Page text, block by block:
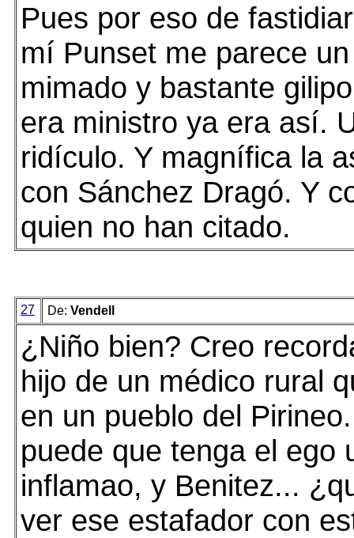
Pues por eso de
mí Punset me parece
mimado y bastante
era ministro ya era así.
ridículo. Y magnífica la
con Sánchez Dragó. Y
quien no han citado.
27 De: Vendell
¿Niño bien? Creo
hijo de un médico rural
en un pueblo del
puede que tenga el ego
inflamao, y Benitez...
ver ese estafador con